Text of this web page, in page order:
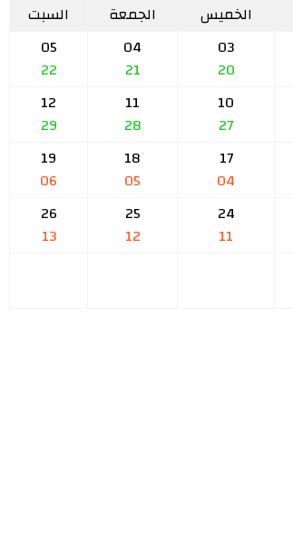
الخميس الجمعة
السبت
03
20
04
21
05
22
10
27
11
28
12
29
17
04
18
05
19
06
24
11
25
12
26
13